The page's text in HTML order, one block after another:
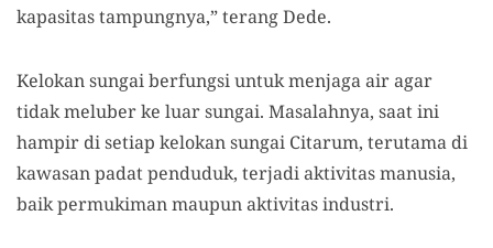
kapasitas tampungnya,” terang Dede.
Kelokan sungai berfungsi untuk menjaga air agar
tidak meluber ke luar sungai. Masalahnya, saat ini
hampir di setiap kelokan sungai Citarum, terutama di
kawasan padat penduduk, terjadi aktivitas manusia,
baik permukiman maupun aktivitas industri.